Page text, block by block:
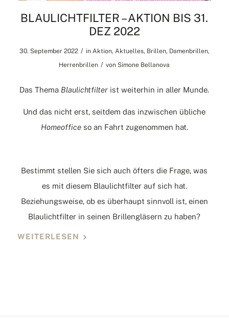
BLAULICHTFILTER – AKTION BIS 31.
DEZ 2022
30. September 2022 / in Aktion, Aktuelles, Brillen, Damenbrillen,
Herrenbrillen / von Simone Bellanova
Das Thema Blaulichtfilter ist weiterhin in aller Munde.
Und das nicht erst, seitdem das inzwischen übliche
Homeofficeso an Fahrt zugenommen hat.
Bestimmt stellen Sie sich auch öfters die Frage, was
es mit diesem Blaulichtfilter auf sich hat.
Beziehungsweise, ob es überhaupt sinnvoll ist, einen
Blaulichtfilter in seinen Brillengläsern zu haben?
WEITERLESEN